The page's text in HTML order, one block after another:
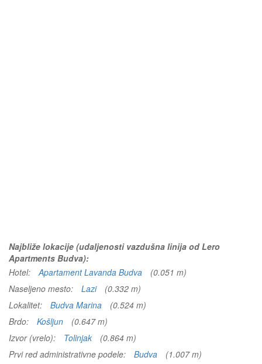
Najbliže lokacije (udaljenosti vazdušna linija od Lero
Apartments Budva):
Hotel:
Apartament Lavanda Budva
(0.051 m)
Naseljeno mesto:
Lazi
(0.332 m)
Lokalitet:
Budva Marina
(0.524 m)
Brdo:
Košljun
(0.647 m)
Izvor (vrelo):
Tolinjak
(0.864 m)
Prvi red administrativne podele:
Budva
(1.007 m)